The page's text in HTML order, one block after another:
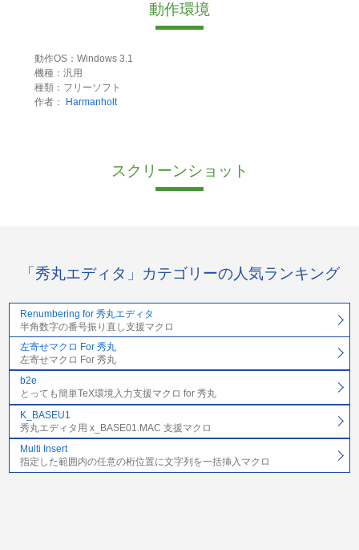
動作環境
動作OS：Windows 3.1
機種：汎用
種類：フリーソフト
作者：
Harmanholt
スクリーンショット
「秀丸エディタ」カテゴリーの人気ランキング
Renumbering for 秀丸エディタ
半角数字の番号振り直し支援マクロ
左寄せマクロ For 秀丸
左寄せマクロ For 秀丸
b2e
とっても簡単TeX環境入力支援マクロ for 秀丸
K_BASEU1
秀丸エディタ用 x_BASE01.MAC 支援マクロ
Multi Insert
指定した範囲内の任意の桁位置に文字列を一括挿入マクロ